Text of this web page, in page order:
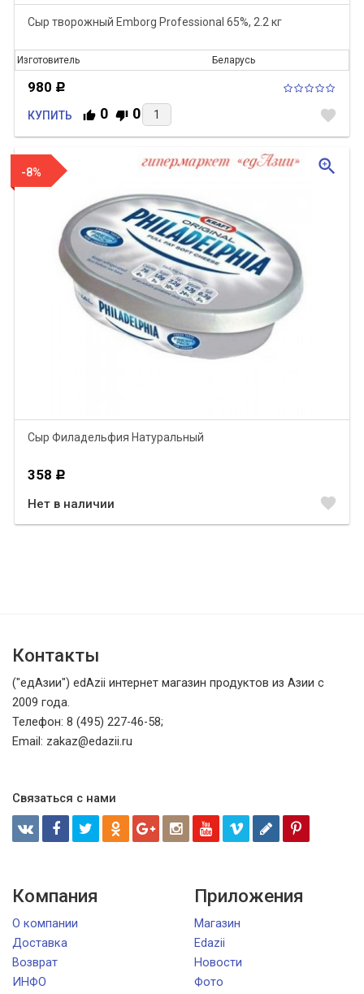
Сыр творожный Emborg Professional 65%, 2.2 кг
Изготовитель Беларусь
980 Р
КУПИТЬ 0 0 favorite
-8%
Сыр Филадельфия Натуральный
358 Р
Нет в наличии favorite
zoom_in
Контакты
("едАзии") edAzii интернет магазин продуктов из Азии с
2009 года.
Телефон: 8 (495) 227-46-58;
Email: zakaz@edazii.ru
Связаться с нами
Компания
О компании
Доставка
Возврат
ИНФО
Приложения
Магазин
Edazii
Новости
Фото